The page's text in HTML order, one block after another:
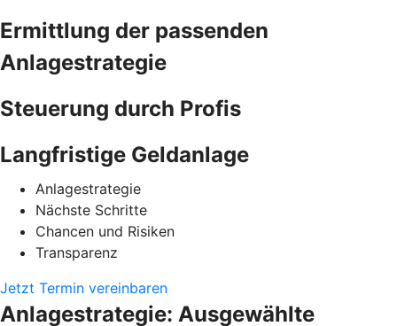
Ermittlung der passenden
Anlagestrategie
Steuerung durch Profis
Langfristige Geldanlage
Anlagestrategie
Nächste Schritte
Chancen und Risiken
Transparenz
Jetzt Termin vereinbaren
Anlagestrategie: Ausgewählte